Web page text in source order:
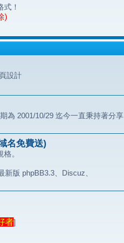
！
)
設計
為 2001/10/29 迄今一直秉持著分享
名免費送)
。
版 phpBB3.3、Discuz、
者]